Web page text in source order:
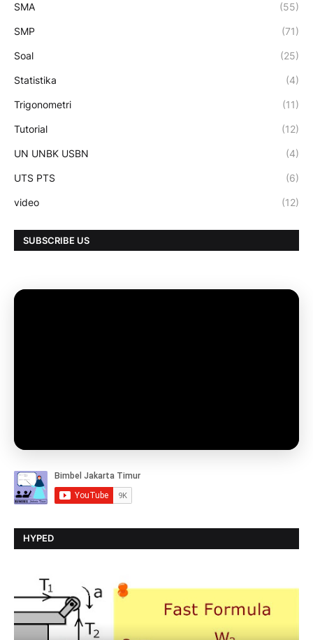
SMA (55)
SMP (71)
Soal (25)
Statistika (4)
Trigonometri (11)
Tutorial (12)
UN UNBK USBN (4)
UTS PTS (6)
video (12)
SUBSCRIBE US
HYPED